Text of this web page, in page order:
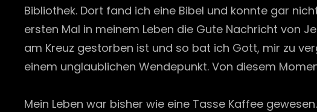
Bibliothek. Dort fand ich eine Bibel und konnte gar
ersten Mal in meinem Leben die Gute Nachricht von
am Kreuz gestorben ist und so bat ich Gott, mir zu
einem unglaublichen Wendepunkt. Von diesem
Mein Leben war bisher wie eine Tasse Kaffee